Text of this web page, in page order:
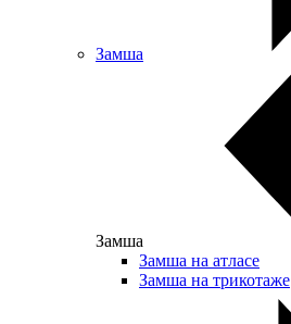
Замша
Замша
Замша на атласе
Замша на трикотаже